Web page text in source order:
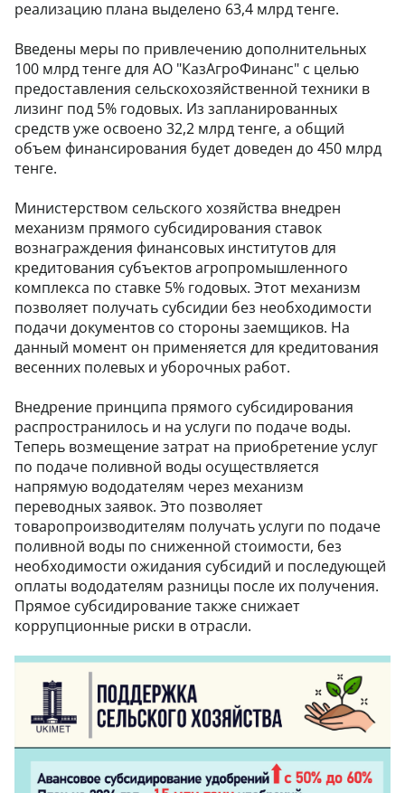
реализацию плана выделено 63,4 млрд тенге.
Введены меры по привлечению дополнительных
100 млрд тенге для АО "КазАгроФинанс" с целью
предоставления сельскохозяйственной техники в
лизинг под 5% годовых. Из запланированных
средств уже освоено 32,2 млрд тенге, а общий
объем финансирования будет доведен до 450 млрд
тенге.
Министерством сельского хозяйства внедрен
механизм прямого субсидирования ставок
вознаграждения финансовых институтов для
кредитования субъектов агропромышленного
комплекса по ставке 5% годовых. Этот механизм
позволяет получать субсидии без необходимости
подачи документов со стороны заемщиков. На
данный момент он применяется для кредитования
весенних полевых и уборочных работ.
Внедрение принципа прямого субсидирования
распространилось и на услуги по подаче воды.
Теперь возмещение затрат на приобретение услуг
по подаче поливной воды осуществляется
напрямую вододателям через механизм
переводных заявок. Это позволяет
товаропроизводителям получать услуги по подаче
поливной воды по сниженной стоимости, без
необходимости ожидания субсидий и последующей
оплаты вододателям разницы после их получения.
Прямое субсидирование также снижает
коррупционные риски в отрасли.